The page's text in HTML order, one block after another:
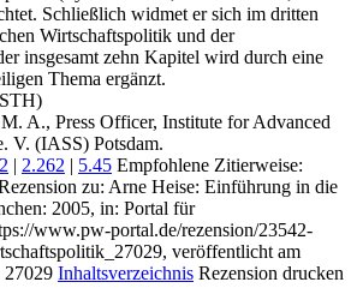
Schließlich widmet er sich im dritten
Wirtschaftspolitik und der
insgesamt zehn Kapitel wird durch eine
Thema ergänzt.
A., Press Officer, Institute for Advanced
V. (IASS) Potsdam.
| 2.262 | 5.45 Empfohlene Zitierweise:
zu: Arne Heise: Einführung in die
2005, in: Portal für
www.pw-portal.de/rezension/23542-
veröffentlicht am
Inhaltsverzeichnis Rezension drucken